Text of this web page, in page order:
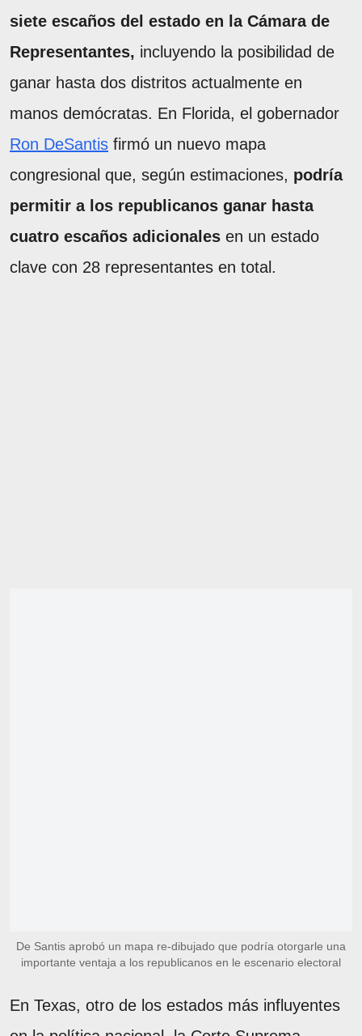
siete escaños del estado en la Cámara de
Representantes, incluyendo la posibilidad de
ganar hasta dos distritos actualmente en
manos demócratas. En Florida, el gobernador
Ron DeSantis firmó un nuevo mapa
congresional que, según estimaciones, podría
permitir a los republicanos ganar hasta
cuatro escaños adicionales en un estado
clave con 28 representantes en total.
De Santis aprobó un mapa re-dibujado que podría otorgarle una
importante ventaja a los republicanos en le escenario electoral
En Texas, otro de los estados más influyentes